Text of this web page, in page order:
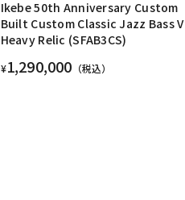
Ikebe 50th Anniversary Custom
Built Custom Classic Jazz Bass V
Heavy Relic (SFAB3CS)
¥1,290,000 （税込）